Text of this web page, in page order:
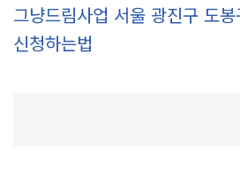
그냥드림사업 서울 광진구 도
신청하는법